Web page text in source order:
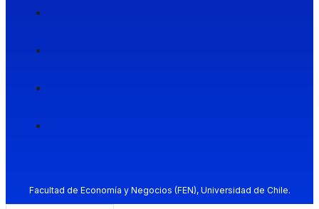
Facultad de Economía y Negocios (FEN), Universidad de Chile.